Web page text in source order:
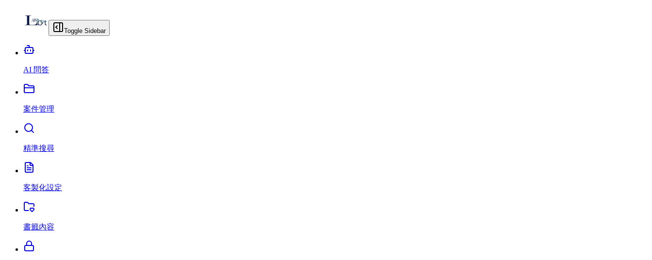
Toggle Sidebar
AI 問答
案件管理
精準搜尋
客製化設定
書籤內容